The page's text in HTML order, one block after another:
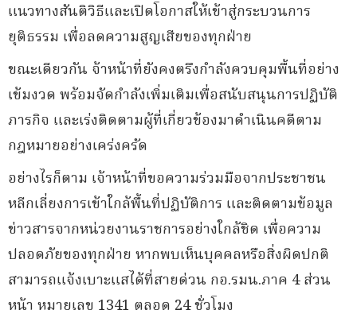
แนวทางสันติวิธีและเปิดโอกาสให้เข้าสู่กระบวนการ
ยุติธรรม เพื่อลดความสูญเสียของทุกฝ่าย
ขณะเดียวกัน จ้าหน้าที่ยังคงตรึงกำลังควบคุมพื้นที่อย่าง
เข้มงวด พร้อมจัดกำลังเพิ่มเติมเพื่อสนับสนุนการปฏิบัติ
ภารกิจ และเร่งติดตามผู้ที่เกี่ยวข้องมาดำเนินคดีตาม
กฎหมายอย่างเคร่งครัด
อย่างไรก็ตาม เจ้าหน้าที่ขอความร่วมมือจากประชาชน
หลีกเลี่ยงการเข้าใกล้พื้นที่ปฏิบัติการ และติดตามข้อมูล
ข่าวสารจากหน่วยงานราชการอย่างใกล้ชิด เพื่อความ
ปลอดภัยของทุกฝ่าย หากพบเห็นบุคคลหรือสิ่งผิดปกติ
สามารถแจ้งเบาะแสได้ที่สายด่วน กอ.รมน.ภาค 4 ส่วน
หน้า หมายเลข 1341 ตลอด 24 ชั่วโมง